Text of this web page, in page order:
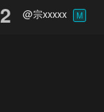
2 @宗xxxxx M